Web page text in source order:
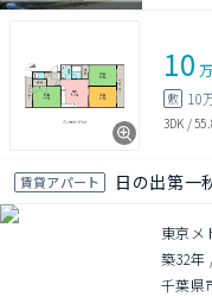
10
敷 10
3DK /
賃貸アパート 日の出第一
東京メ
築32年
千葉県